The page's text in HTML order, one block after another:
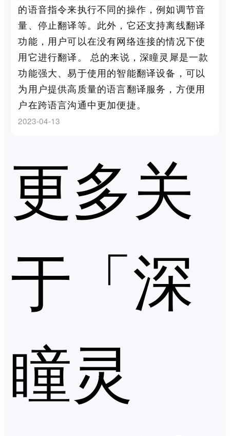
的语音指令来执行不同的操作，例如调节音
量、停止翻译等。此外，它还支持离线翻译
功能，用户可以在没有网络连接的情况下使
用它进行翻译。 总的来说，深瞳灵犀是一款
功能强大、易于使用的智能翻译设备，可以
为用户提供高质量的语言翻译服务，方便用
户在跨语言沟通中更加便捷。
2023-04-13
更多关
于「深
瞳灵